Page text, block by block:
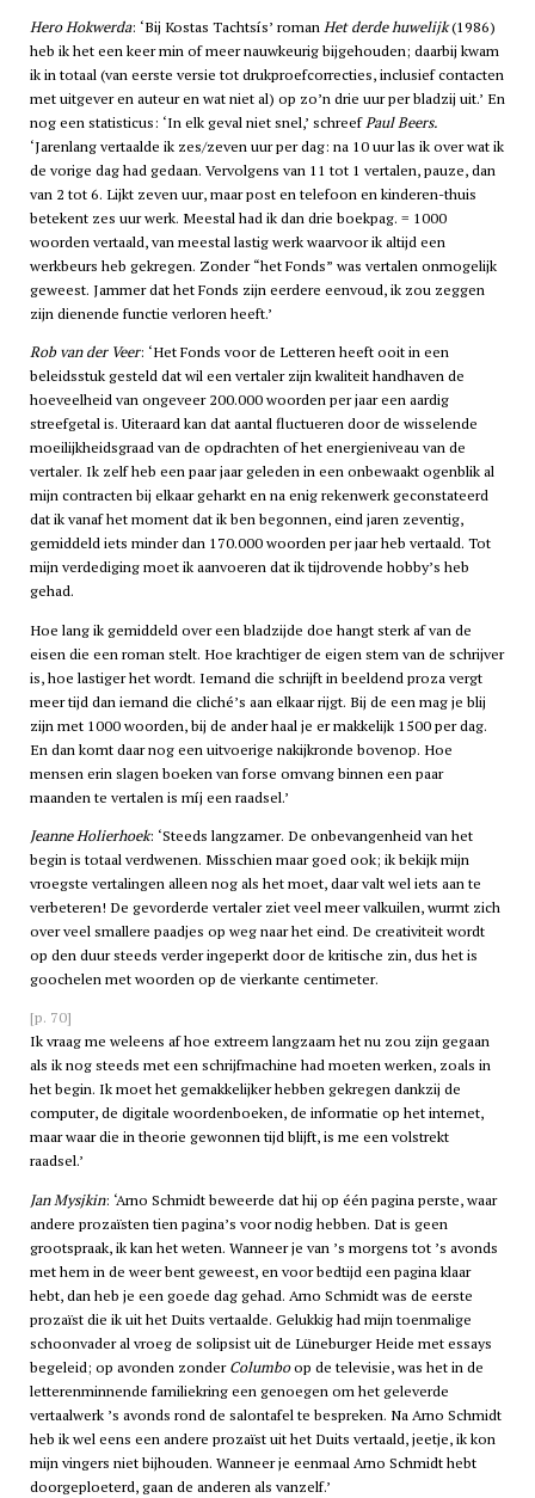
Hero Hokwerda: ‘Bij Kostas Tachtsís’ romanHet derde huwelijk(1986)
heb ik het een keer min of meer nauwkeurig bijgehouden; daarbij kwam
ik in totaal (van eerste versie tot drukproefcorrecties, inclusief contacten
met uitgever en auteur en wat niet al) op zo’n drie uur per bladzij uit.’ En
nog een statisticus: ‘In elk geval niet snel,’ schreefPaul Beers.
‘Jarenlang vertaalde ik zes/zeven uur per dag: na 10 uur las ik over wat ik
de vorige dag had gedaan. Vervolgens van 11 tot 1 vertalen, pauze, dan
van 2 tot 6. Lijkt zeven uur, maar post en telefoon en kinderen-thuis
betekent zes uur werk. Meestal had ik dan drie boekpag. = 1000
woorden vertaald, van meestal lastig werk waarvoor ik altijd een
werkbeurs heb gekregen. Zonder “het Fonds” was vertalen onmogelijk
geweest. Jammer dat het Fonds zijn eerdere eenvoud, ik zou zeggen
zijn dienende functie verloren heeft.’
Rob van der Veer: ‘Het Fonds voor de Letteren heeft ooit in een
beleidsstuk gesteld dat wil een vertaler zijn kwaliteit handhaven de
hoeveelheid van ongeveer 200.000 woorden per jaar een aardig
streefgetal is. Uiteraard kan dat aantal fluctueren door de wisselende
moeilijkheidsgraad van de opdrachten of het energieniveau van de
vertaler. Ik zelf heb een paar jaar geleden in een onbewaakt ogenblik al
mijn contracten bij elkaar geharkt en na enig rekenwerk geconstateerd
dat ik vanaf het moment dat ik ben begonnen, eind jaren zeventig,
gemiddeld iets minder dan 170.000 woorden per jaar heb vertaald. Tot
mijn verdediging moet ik aanvoeren dat ik tijdrovende hobby’s heb
gehad.
Hoe lang ik gemiddeld over een bladzijde doe hangt sterk af van de
eisen die een roman stelt. Hoe krachtiger de eigen stem van de schrijver
is, hoe lastiger het wordt. Iemand die schrijft in beeldend proza vergt
meer tijd dan iemand die cliché’s aan elkaar rijgt. Bij de een mag je blij
zijn met 1000 woorden, bij de ander haal je er makkelijk 1500 per dag.
En dan komt daar nog een uitvoerige nakijkronde bovenop. Hoe
mensen erin slagen boeken van forse omvang binnen een paar
maanden te vertalen is míj een raadsel.’
Jeanne Holierhoek: ‘Steeds langzamer. De onbevangenheid van het
begin is totaal verdwenen. Misschien maar goed ook; ik bekijk mijn
vroegste vertalingen alleen nog als het moet, daar valt wel iets aan te
verbeteren! De gevorderde vertaler ziet veel meer valkuilen, wurmt zich
over veel smallere paadjes op weg naar het eind. De creativiteit wordt
op den duur steeds verder ingeperkt door de kritische zin, dus het is
goochelen met woorden op de vierkante centimeter.
[p. 70]
Ik vraag me weleens af hoe extreem langzaam het nu zou zijn gegaan
als ik nog steeds met een schrijfmachine had moeten werken, zoals in
het begin. Ik moet het gemakkelijker hebben gekregen dankzij de
computer, de digitale woordenboeken, de informatie op het internet,
maar waar die in theorie gewonnen tijd blijft, is me een volstrekt
raadsel.’
Jan Mysjkin: ‘Arno Schmidt beweerde dat hij op één pagina perste, waar
andere prozaïsten tien pagina’s voor nodig hebben. Dat is geen
grootspraak, ik kan het weten. Wanneer je van ’s morgens tot ’s avonds
met hem in de weer bent geweest, en voor bedtijd een pagina klaar
hebt, dan heb je een goede dag gehad. Arno Schmidt was de eerste
prozaïst die ik uit het Duits vertaalde. Gelukkig had mijn toenmalige
schoonvader al vroeg de solipsist uit de Lüneburger Heide met essays
begeleid; op avonden zonderColumboop de televisie, was het in de
letterenminnende familiekring een genoegen om het geleverde
vertaalwerk ’s avonds rond de salontafel te bespreken. Na Arno Schmidt
heb ik wel eens een andere prozaïst uit het Duits vertaald, jeetje, ik kon
mijn vingers niet bijhouden. Wanneer je eenmaal Arno Schmidt hebt
doorgeploeterd, gaan de anderen als vanzelf.’